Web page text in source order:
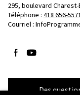
295, boulevard Charest-
Téléphone : 418 656-5571
Courriel :
Suivez-nous sur
Suivez-nous sur
Des